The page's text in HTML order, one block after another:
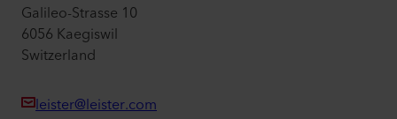
Galileo-Strasse 10
6056 Kaegiswil
Switzerland
leister@leister.com